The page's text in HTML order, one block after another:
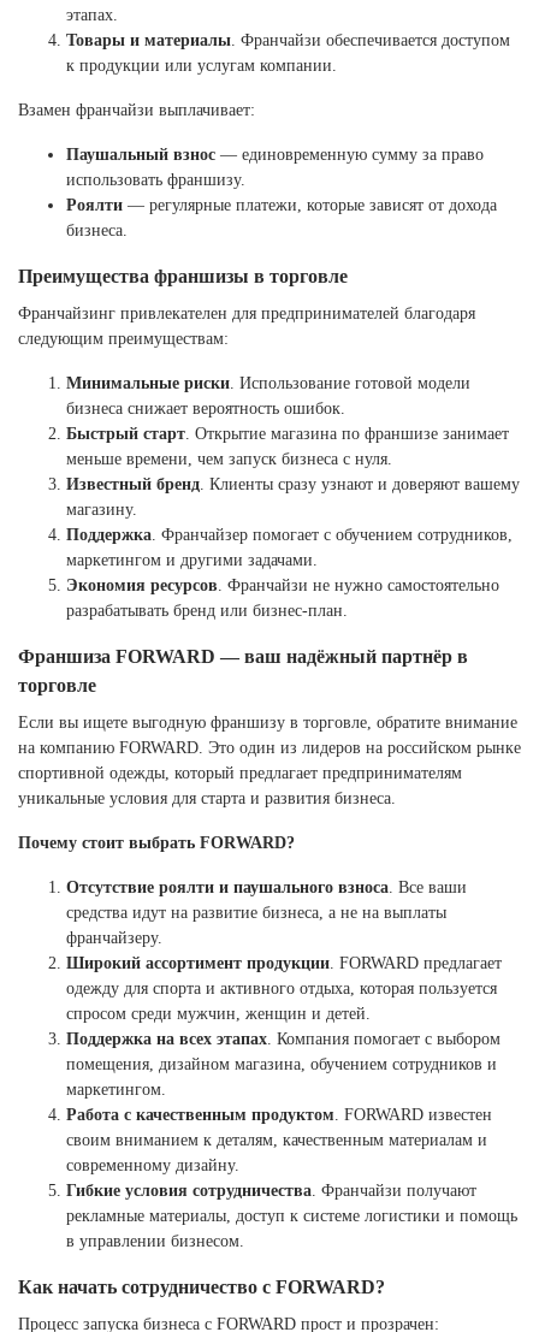
этапах.
Товары и материалы. Франчайзи обеспечивается доступом
к продукции или услугам компании.
Взамен франчайзи выплачивает:
Паушальный взнос — единовременную сумму за право
использовать франшизу.
Роялти — регулярные платежи, которые зависят от дохода
бизнеса.
Преимущества франшизы в торговле
Франчайзинг привлекателен для предпринимателей благодаря
следующим преимуществам:
Минимальные риски. Использование готовой модели
бизнеса снижает вероятность ошибок.
Быстрый старт. Открытие магазина по франшизе занимает
меньше времени, чем запуск бизнеса с нуля.
Известный бренд. Клиенты сразу узнают и доверяют вашему
магазину.
Поддержка. Франчайзер помогает с обучением сотрудников,
маркетингом и другими задачами.
Экономия ресурсов. Франчайзи не нужно самостоятельно
разрабатывать бренд или бизнес-план.
Франшиза FORWARD — ваш надёжный партнёр в
торговле
Если вы ищете выгодную франшизу в торговле, обратите внимание
на компанию FORWARD. Это один из лидеров на российском рынке
спортивной одежды, который предлагает предпринимателям
уникальные условия для старта и развития бизнеса.
Почему стоит выбрать FORWARD?
Отсутствие роялти и паушального взноса. Все ваши
средства идут на развитие бизнеса, а не на выплаты
франчайзеру.
Широкий ассортимент продукции. FORWARD предлагает
одежду для спорта и активного отдыха, которая пользуется
спросом среди мужчин, женщин и детей.
Поддержка на всех этапах. Компания помогает с выбором
помещения, дизайном магазина, обучением сотрудников и
маркетингом.
Работа с качественным продуктом. FORWARD известен
своим вниманием к деталям, качественным материалам и
современному дизайну.
Гибкие условия сотрудничества. Франчайзи получают
рекламные материалы, доступ к системе логистики и помощь
в управлении бизнесом.
Как начать сотрудничество с FORWARD?
Процесс запуска бизнеса с FORWARD прост и прозрачен: